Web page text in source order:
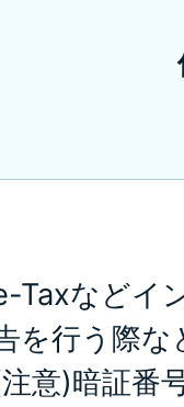
Taxなどイ
を行う際な
意)暗証番